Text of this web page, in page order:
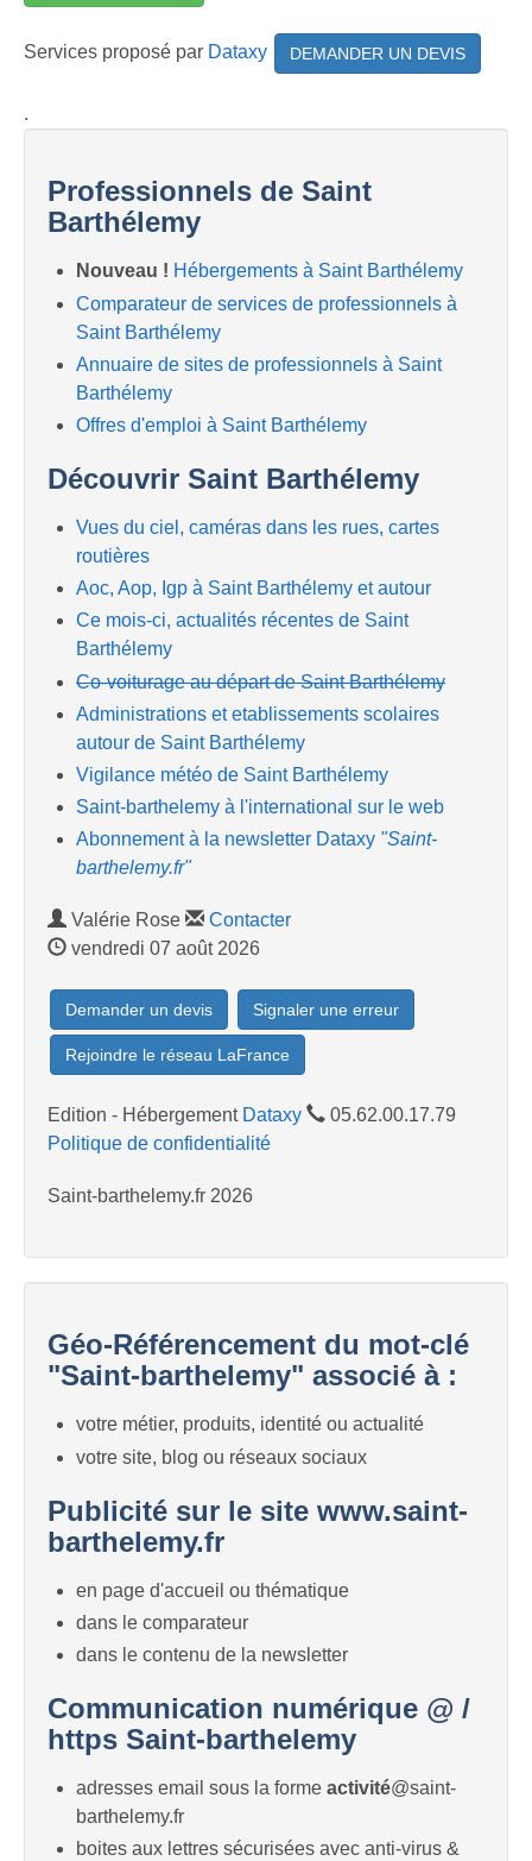
Services proposé par Dataxy DEMANDER UN DEVIS
.
Professionnels de Saint
Barthélemy
Nouveau ! Hébergements à Saint Barthélemy
Comparateur de services de professionnels à
Saint Barthélemy
Annuaire de sites de professionnels à Saint
Barthélemy
Offres d'emploi à Saint Barthélemy
Découvrir Saint Barthélemy
Vues du ciel, caméras dans les rues, cartes
routières
Aoc, Aop, Igp à Saint Barthélemy et autour
Ce mois-ci, actualités récentes de Saint
Barthélemy
Co-voiturage au départ de Saint Barthélemy
Administrations et etablissements scolaires
autour de Saint Barthélemy
Vigilance météo de Saint Barthélemy
Saint-barthelemy à l'international sur le web
Abonnement à la newsletter Dataxy "Saint-
barthelemy.fr"
Valérie Rose
Contacter
vendredi 07 août 2026
Demander un devis Signaler une erreur
Rejoindre le réseau LaFrance
Edition - Hébergement Dataxy
05.62.00.17.79
Politique de confidentialité
Saint-barthelemy.fr 2026
Géo-Référencement du mot-clé
"Saint-barthelemy" associé à :
votre métier, produits, identité ou actualité
votre site, blog ou réseaux sociaux
Publicité sur le site www.saint-
barthelemy.fr
en page d'accueil ou thématique
dans le comparateur
dans le contenu de la newsletter
Communication numérique @ /
https Saint-barthelemy
adresses email sous la forme activité@saint-
barthelemy.fr
boites aux lettres sécurisées avec anti-virus &